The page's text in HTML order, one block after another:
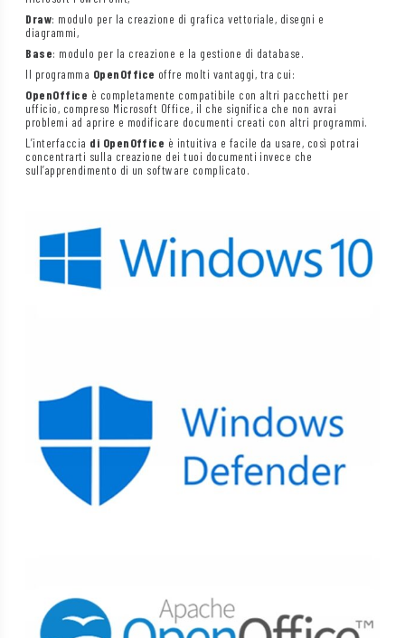
Draw: modulo per la creazione di grafica vettoriale, disegni e
diagrammi,
Base: modulo per la creazione e la gestione di database.
Il programma OpenOffice offre molti vantaggi, tra cui:
OpenOffice è completamente compatibile con altri pacchetti per
ufficio, compreso Microsoft Office, il che significa che non avrai
problemi ad aprire e modificare documenti creati con altri programmi.
L’interfaccia di OpenOffice è intuitiva e facile da usare, così potrai
concentrarti sulla creazione dei tuoi documenti invece che
sull’apprendimento di un software complicato.